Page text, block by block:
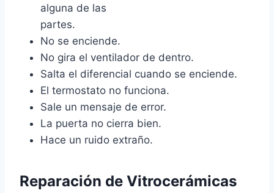
alguna de las
partes.
No se enciende.
No gira el ventilador de dentro.
Salta el diferencial cuando se enciende.
El termostato no funciona.
Sale un mensaje de error.
La puerta no cierra bien.
Hace un ruido extraño.
Reparación de Vitrocerámicas